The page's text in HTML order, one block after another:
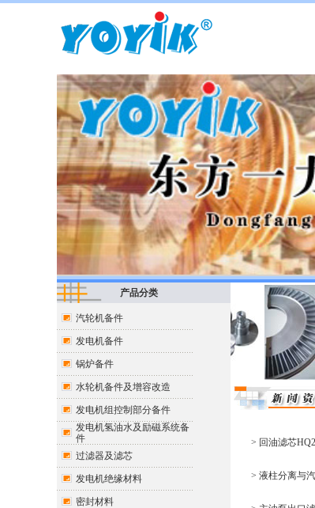
产品分类
汽轮机备件
发电机备件
锅炉备件
水轮机备件及增容改造
发电机组控制部分备件
发电机氢油水及励磁系统备
件
过滤器及滤芯
发电机绝缘材料
密封材料
> 回油滤芯
> 液柱分离与